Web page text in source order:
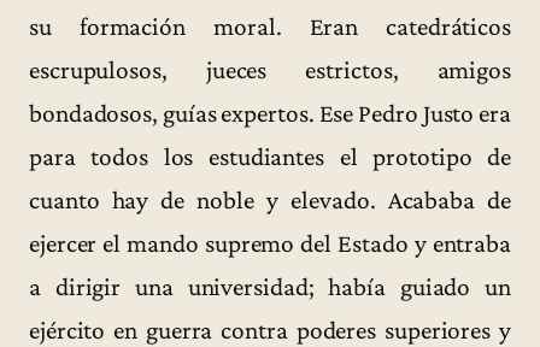
su formación moral. Eran catedráticos
escrupulosos, jueces estrictos, amigos
bondadosos, guías expertos. Ese Pedro Justo era
para todos los estudiantes el prototipo de
cuanto hay de noble y elevado. Acababa de
ejercer el mando supremo del Estado y entraba
a dirigir una universidad; había guiado un
ejército en guerra contra poderes superiores y